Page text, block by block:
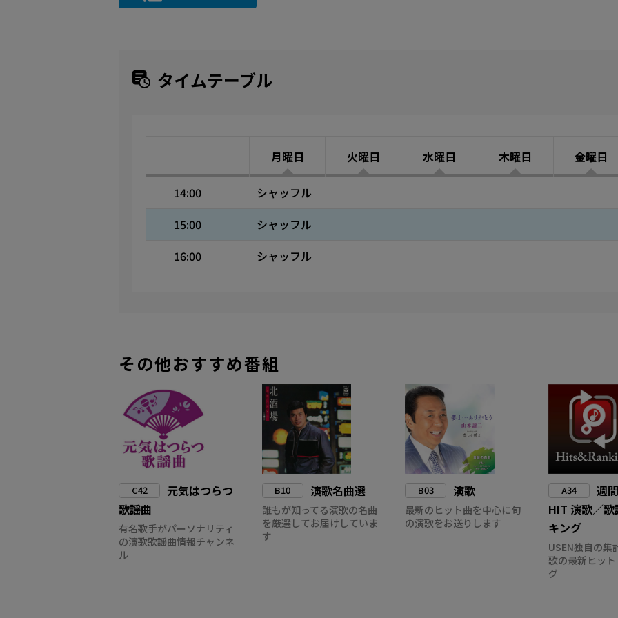
タイムテーブル
月曜日 火曜日 水曜日 木曜日 金曜日
14:00
シャッフル
15:00
シャッフル
16:00
シャッフル
その他おすすめ番組
C42
元気はつらつ
歌謡曲
有名歌手がパーソナリティ
の演歌歌謡曲情報チャンネ
ル
B10 演歌名曲選
誰もが知ってる演歌の名曲
を厳選してお届けしていま
す
B03 演歌
最新のヒット曲を中心に旬
の演歌をお送りします
A34
週
HIT 演歌／歌
キング
USEN独自の集
歌の最新ヒッ
グ